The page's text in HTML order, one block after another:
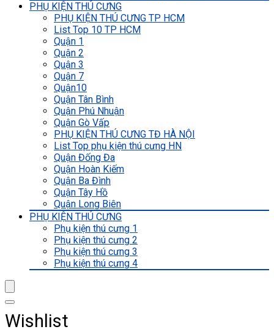
PHỤ KIỆN THÚ CƯNG
PHỤ KIỆN THÚ CƯNG TP HCM
List Top 10 TP HCM
Quận 1
Quận 2
Quận 3
Quận 7
Quận10
Quận Tân Bình
Quận Phú Nhuận
Quận Gò Vấp
PHỤ KIỆN THÚ CƯNG TĐ HÀ NỘI
List Top phụ kiện thú cưng HN
Quận Đống Đa
Quận Hoàn Kiếm
Quận Ba Đình
Quận Tây Hồ
Quận Long Biên
PHỤ KIỆN THÚ CƯNG
Phụ kiện thú cưng 1
Phụ kiện thú cưng 2
Phụ kiện thú cưng 3
Phụ kiện thú cưng 4
Wishlist